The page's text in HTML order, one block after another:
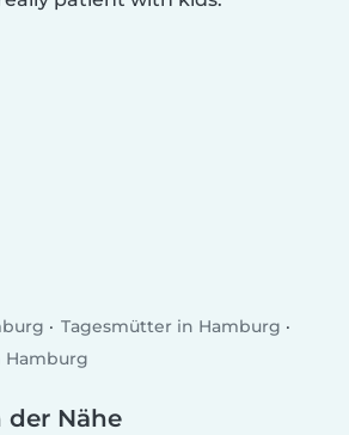
Tagesmütter in Hamburg
Hamburg
der Nähe